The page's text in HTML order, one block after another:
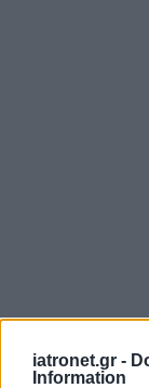
iatronet.gr -
Information